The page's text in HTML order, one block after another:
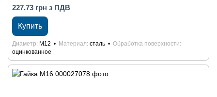
227.73 грн з ПДВ
Купить
Диаметр М12 Материал сталь
Обработка поверхности
оцинкованное